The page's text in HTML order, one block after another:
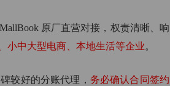
原厂直营对接，权责清晰、响
小中大型电商、本地生活等企业。
较好的分账代理， 务必确认合同签约